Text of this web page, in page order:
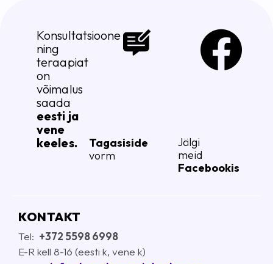
Konsultatsioone
ning
teraapiat
on
võimalus
saada
eesti ja
vene
keeles.
Tagasiside
vorm
Jälgi
meid
Facebookis
KONTAKT
Tel: +372 5598 6998
E-R kell 8-16 (eesti k, vene k)